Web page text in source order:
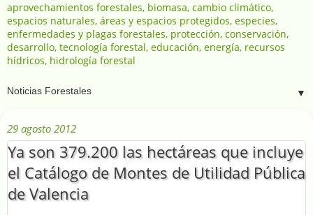
aprovechamientos forestales, biomasa, cambio climático,
espacios naturales, áreas y espacios protegidos, especies,
enfermedades y plagas forestales, protección, conservación,
desarrollo, tecnología forestal, educación, energía, recursos
hídricos, hidrología forestal
▼
29 agosto 2012
Ya son 379.200 las hectáreas que incluye
el Catálogo de Montes de Utilidad Pública
de Valencia